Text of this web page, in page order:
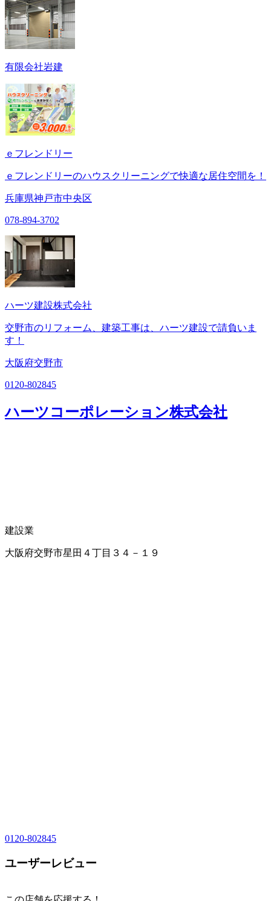
有限会社岩建
ｅフレンドリー
ｅフレンドリーのハウスクリーニングで快適な居住空間を！
兵庫県神戸市中央区
078-894-3702
ハーツ建設株式会社
交野市のリフォーム、建築工事は、ハーツ建設で請負いま
す！
大阪府交野市
0120-802845
ハーツコーポレーション株式会社
建設業
大阪府交野市星田４丁目３４－１９
0120-802845
ユーザーレビュー